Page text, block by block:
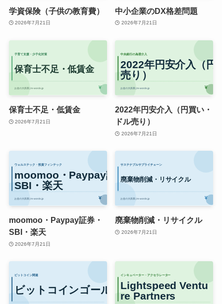
学資保険（子供の教育費）
2026年7月21日
中小企業のDX格差問題
2026年7月21日
保育士不足・低賃金
2026年7月21日
2022年円安介入（円買い・
ドル売り）
2026年7月21日
moomoo・Paypay証券・
SBI・楽天
2026年7月21日
廃棄物削減・リサイクル
2026年7月21日